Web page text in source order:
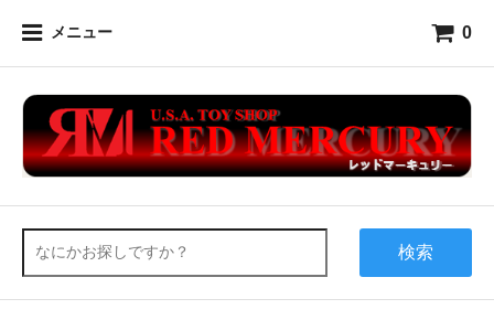
メニュー 0
検索